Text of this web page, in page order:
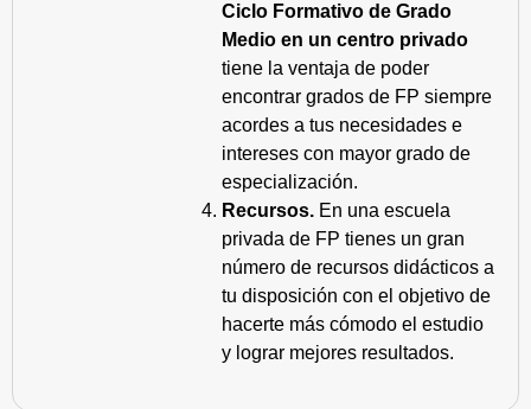
Ciclo Formativo de Grado
Medio en un centro privado
tiene la ventaja de poder
encontrar grados de FP siempre
acordes a tus necesidades e
intereses con mayor grado de
especialización.
Recursos. En una escuela
privada de FP tienes un gran
número de recursos didácticos a
tu disposición con el objetivo de
hacerte más cómodo el estudio
y lograr mejores resultados.